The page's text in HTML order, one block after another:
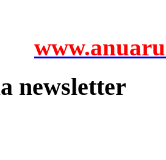
newsletter